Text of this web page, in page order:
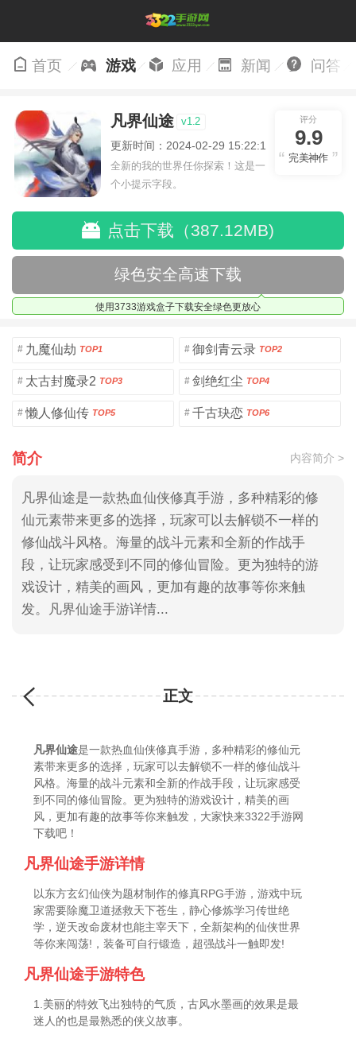
首页 游戏 应用 新闻 问答
凡界仙途 v1.2
更新时间：2024-02-29 15:22:19
全新的我的世界任你探索！这是一
个小提示字段。
评分
9.9
完美神作
点击下载（387.12MB)
绿色安全高速下载
使用3733游戏盒子下载安全绿色更放心
# 九魔仙劫 TOP1 # 御剑青云录 TOP2
# 太古封魔录2 TOP3 # 剑绝红尘 TOP4
# 懒人修仙传 TOP5 # 千古玦恋 TOP6
简介 内容简介 >
凡界仙途是一款热血仙侠修真手游，多种精彩的修
仙元素带来更多的选择，玩家可以去解锁不一样的
修仙战斗风格。海量的战斗元素和全新的作战手
段，让玩家感受到不同的修仙冒险。更为独特的游
戏设计，精美的画风，更加有趣的故事等你来触
发。凡界仙途手游详情...
正文
凡界仙途是一款热血仙侠修真手游，多种精彩的修仙元
素带来更多的选择，玩家可以去解锁不一样的修仙战斗
风格。海量的战斗元素和全新的作战手段，让玩家感受
到不同的修仙冒险。更为独特的游戏设计，精美的画
风，更加有趣的故事等你来触发，大家快来3322手游网
下载吧！
凡界仙途手游详情
以东方玄幻仙侠为题材制作的修真RPG手游，游戏中玩
家需要除魔卫道拯救天下苍生，静心修炼学习传世绝
学，逆天改命废材也能主宰天下，全新架构的仙侠世界
等你来闯荡!，装备可自行锻造，超强战斗一触即发!
凡界仙途手游特色
1.美丽的特效飞出独特的气质，古风水墨画的效果是最
迷人的也是最熟悉的侠义故事。